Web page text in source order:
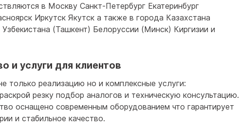
в Москву Санкт-Петербург Екатеринбург
Иркутск Якутск а также в города Казахстана
(Ташкент) Белоруссии (Минск) Киргизии и
и услуги для клиентов
только реализацию но и комплексные услуги:
резку подбор аналогов и техническую консультацию.
оснащено современным оборудованием что гарантирует
и стабильное качество.